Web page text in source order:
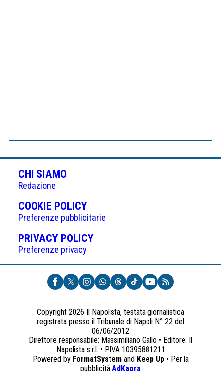
CHI SIAMO
Redazione
COOKIE POLICY(APRE
IN
UNA
NUOVA
Preferenze pubblicitarie
PRIVACY POLICY(APRE
UNA
NUOVA
SCHEDA)
Preferenze privacy
Copyright 2026 Il Napolista, testata giornalistica
registrata presso il Tribunale di Napoli N° 22 del
06/06/2012
Direttore responsabile: Massimiliano Gallo • Editore: Il
Napolista s.r.l. • P.IVA 10395881211
Powered by FormatSystemand Keep Up• Per la
pubblicità AdKaora